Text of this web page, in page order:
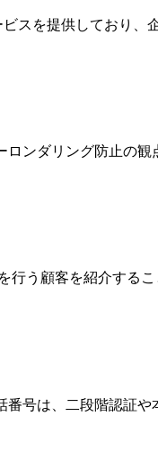
を提供しており、
ンダリング防止の
行う顧客を紹介す
号は、二段階認証